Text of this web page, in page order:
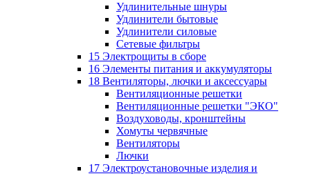
Удлинительные шнуры
Удлинители бытовые
Удлинители силовые
Сетевые фильтры
15 Электрощиты в сборе
16 Элементы питания и аккумуляторы
18 Вентиляторы, лючки и аксессуары
Вентиляционные решетки
Вентиляционные решетки "ЭКО"
Воздуховоды, кронштейны
Хомуты червячные
Вентиляторы
Лючки
17 Электроустановочные изделия и